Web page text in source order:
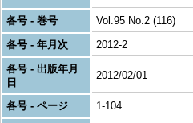
各号 - 巻号
Vol.95 No.2 (116)
各号 - 年月次
2012-2
各号 - 出版年月
日
2012/02/01
各号 - ページ
1-104